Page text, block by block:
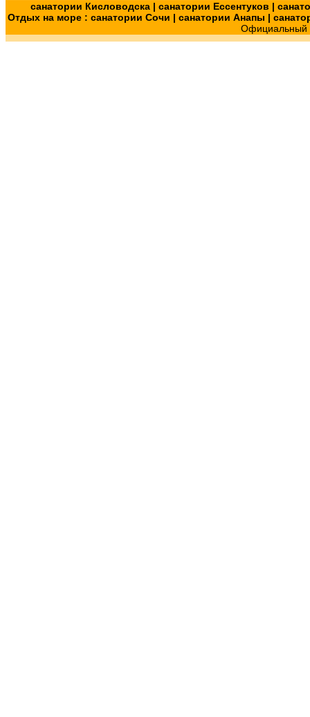
санатории Кисловодска| санатории Ессентуков |
Отдых на море : санатории Сочи | санатории Анапы |
Официальный